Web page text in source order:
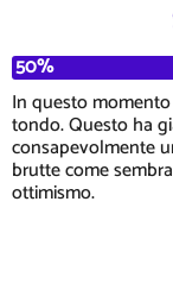
50%
In questo
tondo. Questo ha
consapevolmente
brutte come
ottimismo.